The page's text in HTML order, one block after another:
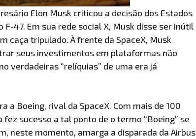
Elon Musk criticou a decisão dos Estados
47. Em sua rede social X, Musk disse ser inútil
caça tripulado. À frente da SpaceX, Musk
seus investimentos em plataformas não
verdadeiras “relíquias” de uma era já
a Boeing, rival da SpaceX. Com mais de 100
sucesso a tal ponto de o termo “Boeing” se
neste momento, amarga a disparada da Airbus